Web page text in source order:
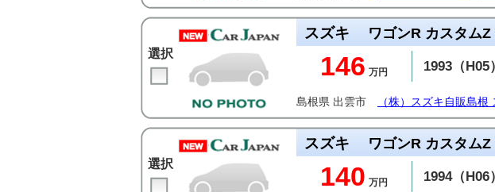
選択
スズキ ワゴンR カスタムZ
146 万円 1993（H05）
島根県 出雲市 （株）スズキ自販島
選択
スズキ ワゴンR カスタムZ
140 万円 1994（H06）